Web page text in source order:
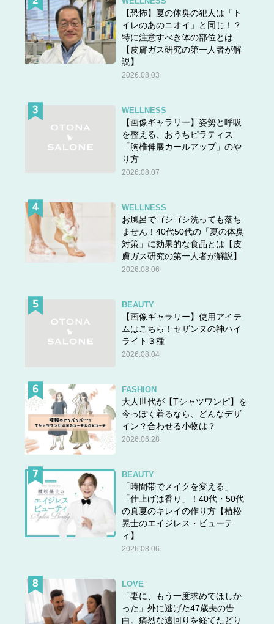
ポイントは結んだあとにトップから後頭部の毛束を引き出
すこと。表面だけでなく、内側からも毛束を引き出すのが
りませんし、短いちりちり毛も目立ちません。
毛束を引き出すのは赤で囲ったあたりから。引き出し過ぎないよう少しずつつま
暗髪でもおしゃれに見える！簡単「ひとつ結び」
アレンジ2：ゴム2本であっという間に簡単シニョン
【恐怖】夏の体臭の犯人は「ト
イレのあのニオイ」と同じ！？
特に注意すべき体の部位とは
【皮膚ガス研究の第一人者が解
説】
2026.08.03
WELLNESS
【画像ギャラリー】姿勢と呼吸
を整える、おうちピラティス
「胸椎伸展カールアップ」のや
り方
2026.08.07
WELLNESS
お風呂でゴシゴシ洗っても落ち
ません！40代50代の「夏の体臭
対策」に効果的な食品とは【皮
膚ガス研究の第一人者が解説】
2026.08.06
BEAUTY
【画像ギャラリー】使用アイテ
ムはこちら！セザンヌの神ハイ
ライト３種
2026.08.04
FASHION
大人世代が【Tシャツワンピ】を
今っぽく着るなら、どんなデザ
イン？合わせる小物は？
2026.06.28
BEAUTY
「時間帯でメイクを変える」
「仕上げは香り」！40代・50代
の真夏のキレイの作り方【植松
晃士のエイジレス・ビューテ
ィ】
2026.08.06
LOVE
「妻に、もう一度求めてほしか
った」外に逃げた47歳夫の告
白。痛烈な遠回りを経てたどり